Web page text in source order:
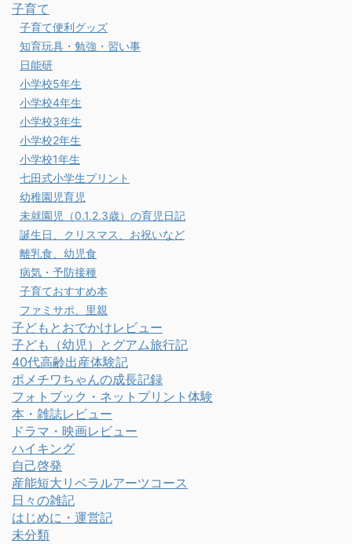
子育て
子育て便利グッズ
知育玩具・勉強・習い事
日能研
小学校5年生
小学校4年生
小学校3年生
小学校2年生
小学校1年生
七田式小学生プリント
幼稚園児育児
未就園児（0.1.2.3歳）の育児日記
誕生日、クリスマス、お祝いなど
離乳食、幼児食
病気・予防接種
子育ておすすめ本
ファミサポ、里親
子どもとおでかけレビュー
子ども（幼児）とグアム旅行記
40代高齢出産体験記
ポメチワちゃんの成長記録
フォトブック・ネットプリント体験
本・雑誌レビュー
ドラマ・映画レビュー
ハイキング
自己啓発
産能短大リベラルアーツコース
日々の雑記
はじめに・運営記
未分類